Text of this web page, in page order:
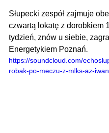
Słupecki zespół zajmuje
czwartą lokatę z dorobkiem
tydzień, znów u siebie,
Energetykiem Poznań.
https://soundcloud.com/
robak-po-meczu-z-mlks-az-